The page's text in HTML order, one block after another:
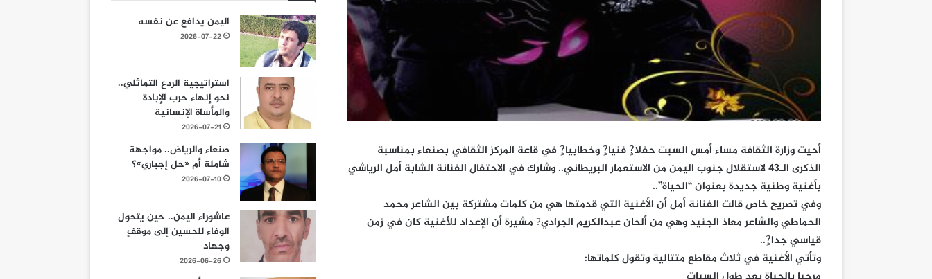
أحيت وزارة الثقافة مساء أمس السبت حفلا?ٍ فنيا?ٍ وخطابيا?ٍ في قاعة المركز الثقافي بصنعاء بمناسبة
الذكرى الـ43 لاستقلال جنوب اليمن من الاستعمار البريطاني.. وشارك في الاحتفال الفنانة الشابة أمل الرياشي
بأغنية وطنية جديدة بعنوان “الحياة”..
وفي تصريح خاص قالت الفنانة أمل أن الأغنية التي قدمتها هي من كلمات مشتركة بين الشاعر محمد
الحماطي والشاعر معاذ الجنيد وهي من ألحان عبدالكريم الجرادي? مشيرة أن الإعداد للأغنية كان في زمن
قياسي جدا?ٍ..
وتأتي الأغنية في ثلاث مقاطع متتالية وتقول كلماتها:
اليمن يدافع عن نفسه
2026-07-22
استراتيجية الردع التماثلي..
نحو إنهاء حرب الإبادة
والمأساة الإنسانية
2026-07-21
صنعاء والرياض.. مواجهة
شاملة أم «حل إجباري»؟
2026-07-10
عاشوراء اليمن.. حين يتحول
الوفاء للحسين إلى موقفٍ
وجهاد
2026-06-26